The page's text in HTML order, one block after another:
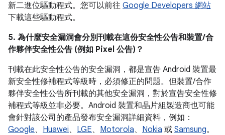
新二進位驅動程式。您可以前往 Google Developers 網站
下載這些驅動程式。
5. 為什麼安全漏洞會分別刊載在這份安全性公告和裝置/合
作夥伴安全性公告 (例如 Pixel 公告)？
刊載在此安全性公告的安全漏洞，都是宣告 Android 裝置最
新安全性修補程式等級時，必須修正的問題。但裝置/合作
夥伴安全性公告所刊載的其他安全漏洞，對於宣告安全性修
補程式等級並非必要。Android 裝置和晶片組製造商也可能
會針對該公司的產品發布安全漏洞詳細資料，例如：
Google、 Huawei、 LGE、 Motorola、 Nokia 或 Samsung。